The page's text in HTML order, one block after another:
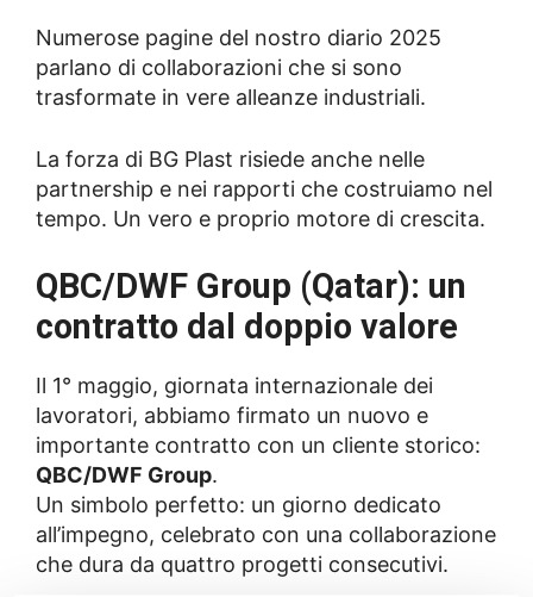
Numerose pagine del nostro diario 2025
parlano di collaborazioni che si sono
trasformate in vere alleanze industriali.
La forza di BG Plast risiede anche nelle
partnership e nei rapporti che costruiamo nel
tempo. Un vero e proprio motore di crescita.
QBC/DWF Group (Qatar): un
contratto dal doppio valore
Il 1° maggio, giornata internazionale dei
lavoratori, abbiamo firmato un nuovo e
importante contratto con un cliente storico:
QBC/DWF Group.
Un simbolo perfetto: un giorno dedicato
all’impegno, celebrato con una collaborazione
che dura da quattro progetti consecutivi.